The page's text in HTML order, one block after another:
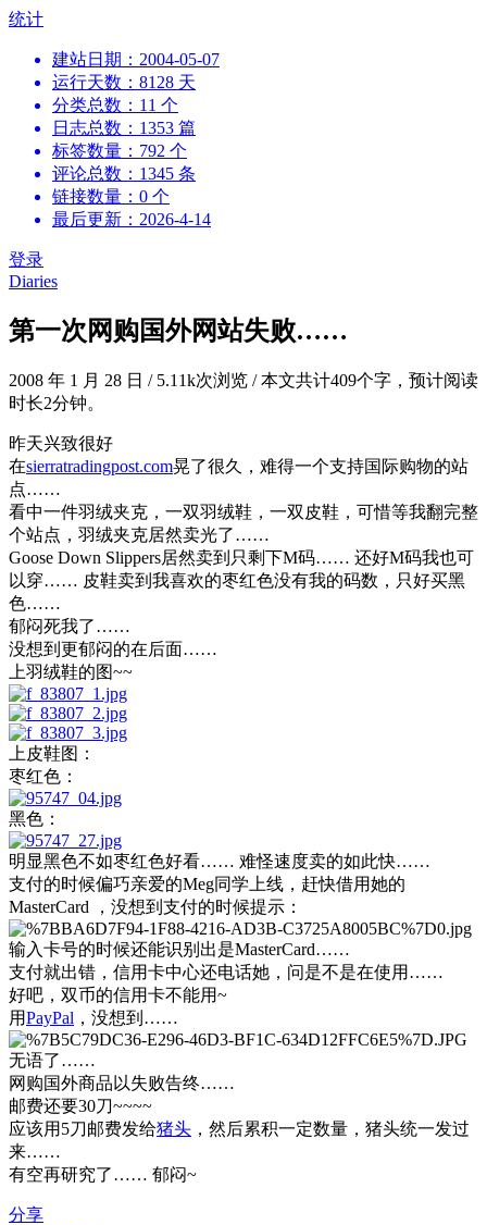
跳
统计
建站日期：2004-05-07
运行天数：8128 天
分类总数：11 个
日志总数：1353 篇
标签数量：792 个
评论总数：1345 条
链接数量：0 个
最后更新：2026-4-14
登录
Diaries
第一次网购国外网站失败……
2008 年 1 月 28 日 /5.11k次浏览 /本文共计409个字，预计阅读
时长2分钟。
昨天兴致很好
在sierratradingpost.com晃了很久，难得一个支持国际购物的站
点……
看中一件羽绒夹克，一双羽绒鞋，一双皮鞋，可惜等我翻完整
个站点，羽绒夹克居然卖光了……
Goose Down Slippers居然卖到只剩下M码…… 还好M码我也可
以穿…… 皮鞋卖到我喜欢的枣红色没有我的码数，只好买黑
色……
郁闷死我了……
没想到更郁闷的在后面……
上羽绒鞋的图~~
上皮鞋图：
枣红色：
黑色：
明显黑色不如枣红色好看…… 难怪速度卖的如此快……
支付的时候偏巧亲爱的Meg同学上线，赶快借用她的
MasterCard ，没想到支付的时候提示：
输入卡号的时候还能识别出是MasterCard……
支付就出错，信用卡中心还电话她，问是不是在使用……
好吧，双币的信用卡不能用~
用PayPal ，没想到……
无语了……
网购国外商品以失败告终……
邮费还要30刀~~~~
应该用5刀邮费发给猪头 ，然后累积一定数量，猪头统一发过
来……
有空再研究了…… 郁闷~
分享